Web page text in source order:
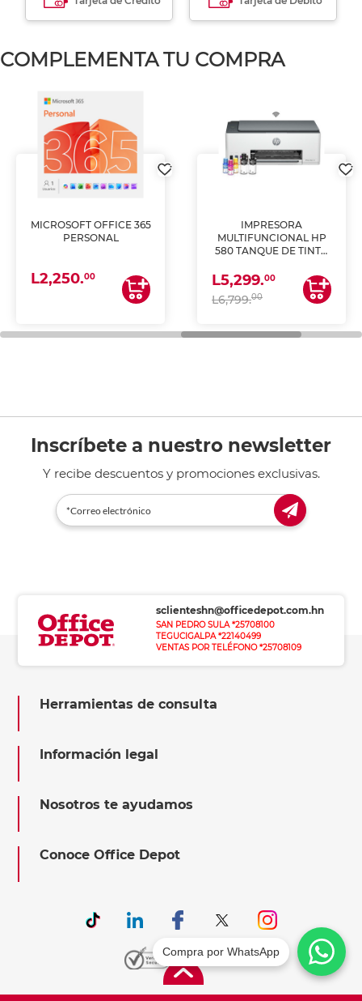
COMPLEMENTA TU COMPRA
MICROSOFT OFFICE 365
PERSONAL
L2,250.00
IMPRESORA
MULTIFUNCIONAL HP
580 TANQUE DE TINTA
ESCANEA)
L5,299.00
L6,799.00
Inscríbete a nuestro newsletter
Y recibe descuentos y promociones exclusivas.
sclienteshn@officedepot.com.hn
SAN PEDRO SULA *25708100
TEGUCIGALPA *22140499
VENTAS POR TELÉFONO *25708109
Herramientas de consulta
Información legal
Nosotros te ayudamos
Conoce Office Depot
Compra por WhatsApp